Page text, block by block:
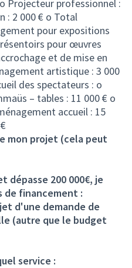
Projecteur professionnel :
: 2 000 € o Total
pour expositions
pour œuvres
et de mise en
artistique : 3 000
des spectateurs : o
– tables : 11 000 € o
accueil : 15
mon projet (cela peut
dépasse 200 000€, je
de financement :
d'une demande de
(autre que le budget
service :